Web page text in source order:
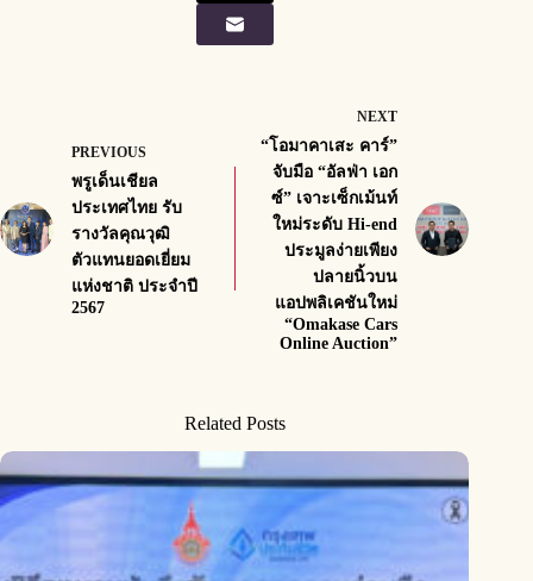
PREVIOUS
พรูเด็นเชียล
ประเทศไทย รับ
รางวัลคุณวุฒิ
ตัวแทนยอดเยี่ยม
แห่งชาติ ประจำปี
2567
NEXT
“โอมาคาเสะ คาร์”
จับมือ “อัลฟ่า เอก
ซ์” เจาะเซ็กเม้นท์
ใหม่ระดับ Hi-end
ประมูลง่ายเพียง
ปลายนิ้วบน
แอปพลิเคชันใหม่
“Omakase Cars
Online Auction”
Related Posts